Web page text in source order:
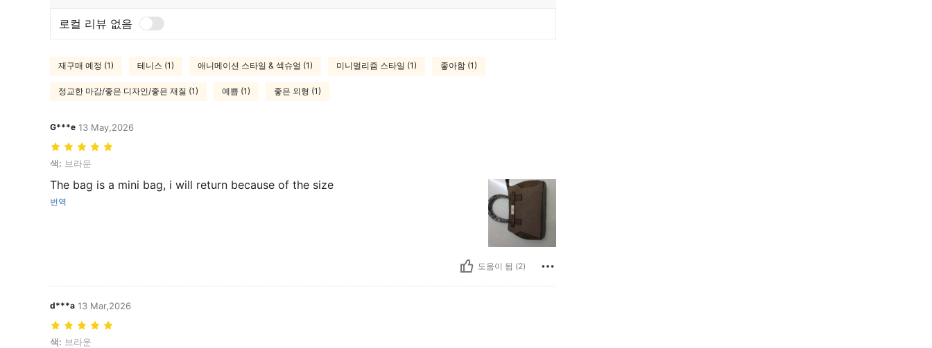
로컬 리뷰 없음
재구매 예정 (1) 테니스 (1) 애니메이션 스타일 & 섹슈얼 (1) 미니멀리즘 스타일 (1) 좋아함 (1)
정교한 마감/좋은 디자인/좋은 재질 (1) 예쁨 (1) 좋은 외형 (1)
G***e 13 May,2026
색: 브라운
색: 브라운
The bag is a mini bag, i will return because of the size
번역
도움이 됨 (2)
d***a 13 Mar,2026
색: 브라운
색: 브라운